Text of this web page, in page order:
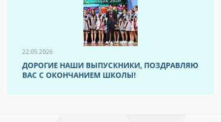
22.05.2026
ДОРОГИЕ НАШИ ВЫПУСКНИКИ, ПОЗДРАВЛЯЮ
ВАС С ОКОНЧАНИЕМ ШКОЛЫ!